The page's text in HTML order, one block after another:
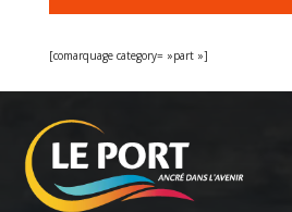
[comarquage category= »part »]